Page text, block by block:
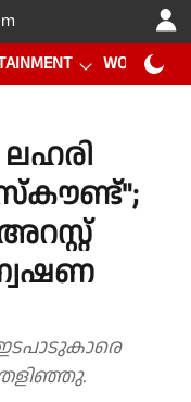
WORLD CUP
തെളിഞ്ഞു.